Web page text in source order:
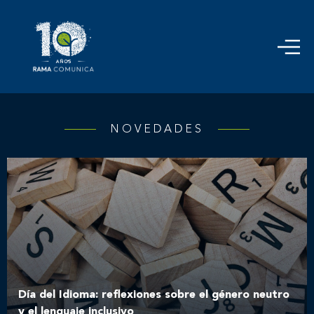
NOVEDADES
Día del Idioma: reflexiones sobre el género neutro